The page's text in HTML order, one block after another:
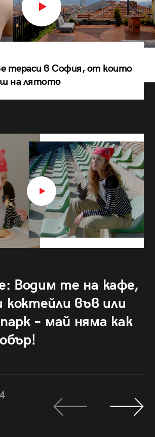
тераси в София, от които
на лятото
Водим те на кафе,
във или
– май няма как